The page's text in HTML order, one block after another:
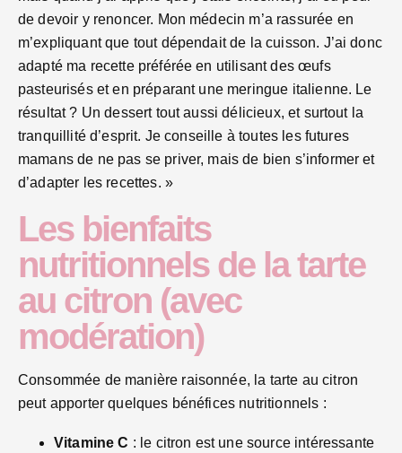
de devoir y renoncer. Mon médecin m’a rassurée en
m’expliquant que tout dépendait de la cuisson. J’ai donc
adapté ma recette préférée en utilisant des œufs
pasteurisés et en préparant une meringue italienne. Le
résultat ? Un dessert tout aussi délicieux, et surtout la
tranquillité d’esprit. Je conseille à toutes les futures
mamans de ne pas se priver, mais de bien s’informer et
d’adapter les recettes. »
Les bienfaits
nutritionnels de la tarte
au citron (avec
modération)
Consommée de manière raisonnée, la tarte au citron
peut apporter quelques bénéfices nutritionnels :
Vitamine C : le citron est une source intéressante